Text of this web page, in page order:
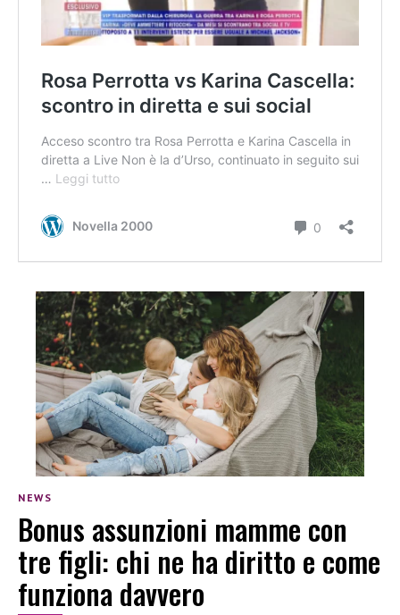
NEWS
Bonus assunzioni mamme con
tre figli: chi ne ha diritto e come
funziona davvero